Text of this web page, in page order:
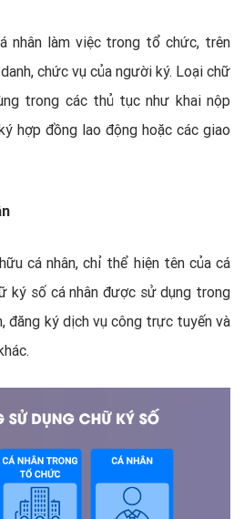
nhân làm việc trong tổ chức, trên
chức vụ của người ký. Loại chữ
trong các thủ tục như khai nộp
hợp đồng lao động hoặc các giao
cá nhân, chỉ thể hiện tên của cá
ký số cá nhân được sử dụng trong
đăng ký dịch vụ công trực tuyến và